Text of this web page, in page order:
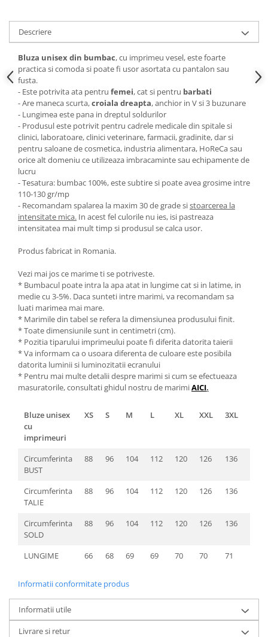
Descriere
Bluza unisex din bumbac, cu imprimeu vesel, este foarte
practica si comoda si poate fi usor asortata cu pantalon sau
fusta.
- Este potrivita ata pentru femei, cat si pentru barbati
- Are maneca scurta,croiala dreapta, anchior in V si 3 buzunare
- Lungimea este pana in dreptul soldurilor
- Produsul este potrivit pentru cadrele medicale din spitale si
clinici, laboratoare, clinici veterinare, farmacii, gradinite, dar si
pentru saloane de cosmetica, industria alimentara, HoReCa sau
orice alt domeniu ce utilizeaza imbracaminte sau echipamente de
lucru
- Tesatura: bumbac 100%, este subtire si poate avea grosime intre
110-130 gr/mp
- Recomandam spalarea la maxim 30 de grade sistoarcerea la
intensitate mica. In acest fel culorile nu ies, isi pastreaza
intensitatea mai mult timp si produsul se calca usor.
Produs fabricat in Romania.
Vezi mai jos ce marime ti se potriveste.
* Bumbacul poate intra la apa atat in lungime cat si in latime, in
medie cu 3-5%. Daca sunteti intre marimi, va recomandam sa
luati marimea mai mare.
* Marimile din tabel se refera la dimensiunea produsului finit.
* Toate dimensiunile sunt in centimetri (cm).
* Pozitia tiparului imprimeului poate fi diferita datorita taierii
* Va informam ca o usoara diferenta de culoare este posibila
datorita luminii si luminozitatii ecranului
* Pentru mai multe detalii despre marimi si cum se efectueaza
masuratorile, consultati ghidul nostru de marimiAICI.
Bluze unisex
cu
imprimeuri
XS S M L XL XXL 3XL
Circumferinta
BUST
88 96 104 112 120 126 136
Circumferinta
TALIE
88 96 104 112 120 126 136
Circumferinta
SOLD
88 96 104 112 120 126 136
LUNGIME 66 68 69 69 70 70 71
Informatii conformitate produs
Informatii utile
Livrare si retur